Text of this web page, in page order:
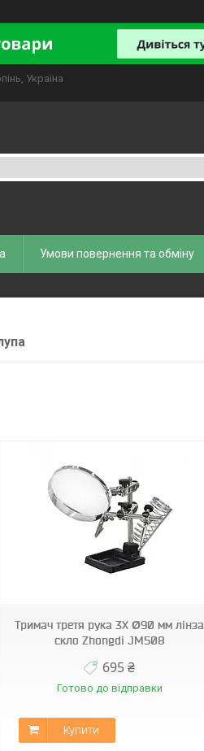
Україна
Умови повернення та обміну
Тримач третя рука 3Х Ø90 мм лінза
скло Zhongdi JM508
695 ₴
Готово до відправки
Купити